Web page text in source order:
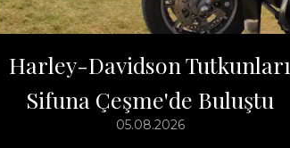
Harley-Davidson Tutkunları
Sifuna Çeşme'de Buluştu
05.08.2026